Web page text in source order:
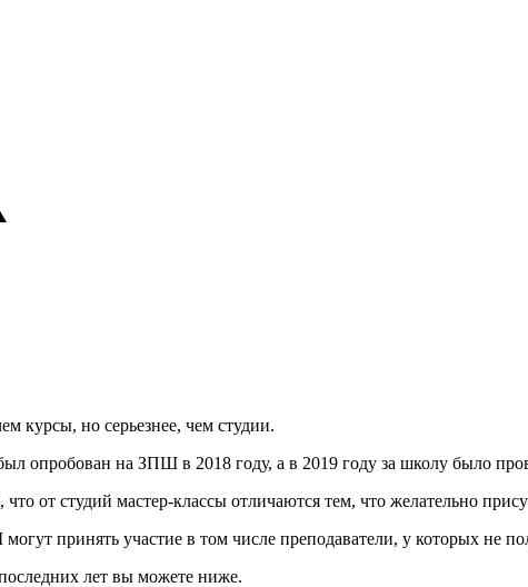
курсы, но серьезнее, чем студии.
опробован на ЗПШ в 2018 году, а в 2019 году за школу было
от студий мастер-классы отличаются тем, что желательно
принять участие в том числе преподаватели, у которых не
лет вы можете ниже.